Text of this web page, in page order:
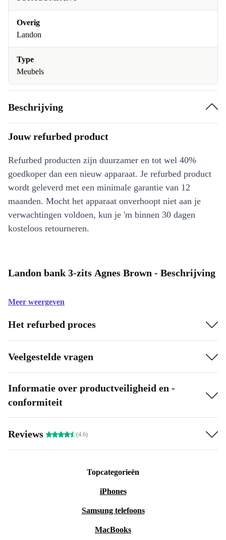
Overig
Landon
Type
Meubels
Beschrijving
Jouw refurbed product
Refurbed producten zijn duurzamer en tot wel 40%
goedkoper dan een nieuw apparaat. Je refurbed product
wordt geleverd met een minimale garantie van 12
maanden. Mocht het apparaat onverhoopt niet aan je
verwachtingen voldoen, kun je 'm binnen 30 dagen
kosteloos retourneren.
Landon bank 3-zits Agnes Brown - Beschrijving
Meer weergeven
Het refurbed proces
Veelgestelde vragen
Informatie over productveiligheid en -
conformiteit
Reviews (4.6)
Topcategorieën
iPhones
Samsung telefoons
MacBooks